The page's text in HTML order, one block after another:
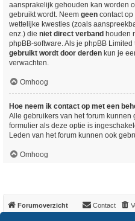
aansprakelijk gehouden kan worden
gebruikt wordt. Neem geen contact
wettelijke kwesties (zoals
enz.) die niet direct verband houden
phpBB-software. Als je phpBB
gebruikt wordt door derden kun je
verwachten.
Omhoog
Hoe neem ik contact op met een
Alle gebruikers van het forum kunnen
formulier als deze optie is
Leden van het forum kunnen ook
Omhoog
Forumoverzicht Contact